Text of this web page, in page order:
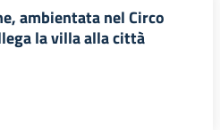
ambientata nel Circo
la villa alla città